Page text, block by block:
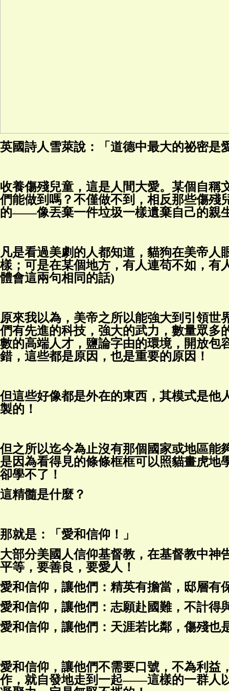
英國詩人雪萊說：「道德中最大的祕密是
收養傷殘兒童，這是人間大愛。某個自稱
們能做到嗎？不僅做不到，相反那些傷殘
的——像丟棄一件垃圾一樣遺棄自己的親
凡是看過美劇的人都知道，貓狗在美帝人
樣；可是在某個地方，有人連苟不如，有
體會這兩句相同的話)
原來我以為，美帝之所以能強大到引領世
們有先進的科技，強大的武力，數量眾多
數的高端人才，鹽論字由的環境，開放
錯，這些都是原因，也是重要的原因！
但這些好像都是外在的東西，其模式是他
製的！
但之所以迄今為止沒有那個國家或地區能
是因為看得見的條條框框可以照貓畫虎地
卻學不了！
這精髓是什麼？
那就是：「愛和信仰！」
大部分美國人信仰基督教，在基督教中神
平等，要善良，要愛人！
愛和信仰，讓他們：精英有擔當，邸層有
愛和信仰，讓他們：志願赴國難，不計得
愛和信仰，讓他們：天涯若比鄰，傷殘也
愛和信仰，讓他們不需要口號，不為利益
作，就自發地走到一起——這樣的一群人